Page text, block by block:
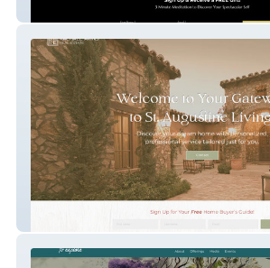
Dream By Weaver LLC
Real Estate W/Rachael